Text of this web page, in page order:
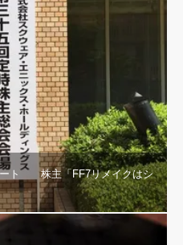
ート 株主「FF7リメイクはシ